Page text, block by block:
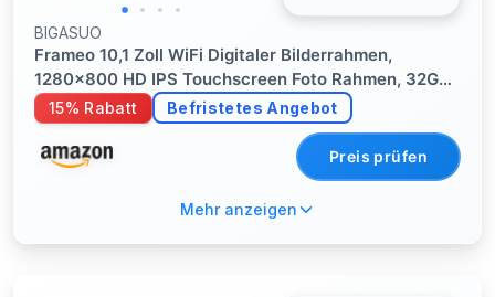
BIGASUO
Frameo 10,1 Zoll WiFi Digitaler Bilderrahmen,
1280x800 HD IPS Touchscreen Foto Rahmen, 32GB
Speicher, Automatische Rotation,
Wandmontagefähig, Teilen Sie Fotos sofort von
überall aus
15% Rabatt Befristetes Angebot
Preis prüfen
Mehr anzeigen